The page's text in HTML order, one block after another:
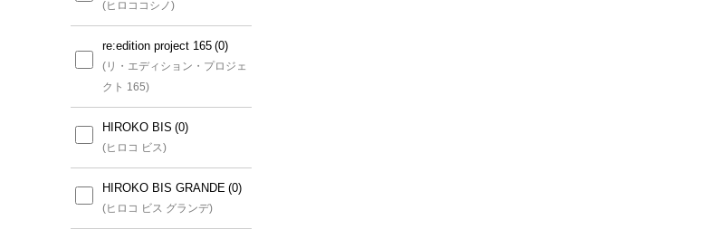
HIROKO BIS(小さいサイズ)
(ヒロコビス(小さいサイズ))
MICHEL KLEIN(小さいサイ
ズ)
(ミッシェルクラン(小さいサイ
ズ))
MK MICHEL KLEIN(小さい
サイズ)
(ヒロココシノ)
re:edition project 165
(リ・エディション・プロジェ
クト 165)
HIROKO BIS
(ヒロコ ビス)
HIROKO BIS GRANDE
(ヒロコ ビス グランデ)